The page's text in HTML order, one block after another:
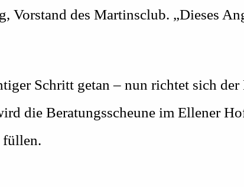
Vorstand des Martinsclub. „Dieses
Schritt getan – nun richtet sich
die Beratungsscheune im Ellener
füllen.